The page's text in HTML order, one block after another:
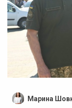
Марина